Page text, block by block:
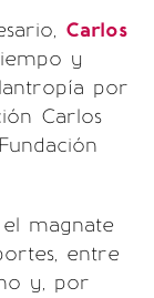
Carlos
y
por
Carlos
magnate
entre
y, por